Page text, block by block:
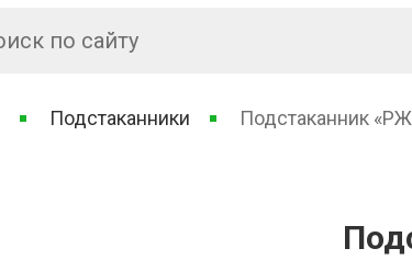
Подстаканники Подстаканник